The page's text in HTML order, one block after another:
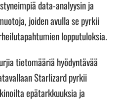
data-analyysin ja
joiden avulla se pyrkii
lopputuloksia.
tietomääriä hyödyntävää
Starlizard pyrkii
epätarkkuuksia ja